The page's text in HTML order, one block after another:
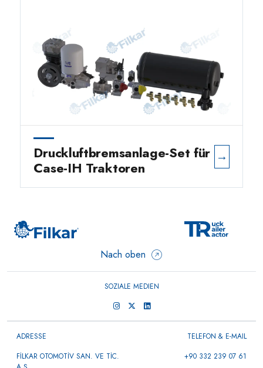
Druckluftbremsanlage-Set für
Case-IH Traktoren
→
Nach oben
SOZIALE MEDIEN
ADRESSE
FİLKAR OTOMOTİV SAN. VE TİC.
TELEFON & E-MAIL
+90 332 239 07 61